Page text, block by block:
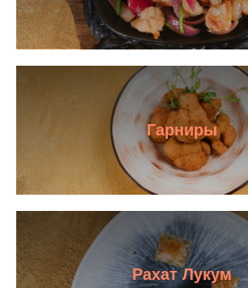
Гарниры
Рахат Лукум